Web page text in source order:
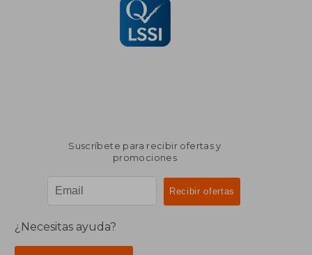
Suscríbete para recibir ofertas y
promociones
¿Necesitas ayuda?